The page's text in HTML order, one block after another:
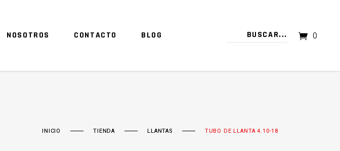
NOSOTROS CONTACTO BLOG 0
TU CARRITO ESTÁ VACÍO.
INICIO TIENDA LLANTAS TUBO DE LLANTA 4.10-18